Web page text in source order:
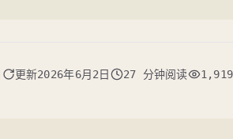
更新2026年6月2日 27 分钟阅读